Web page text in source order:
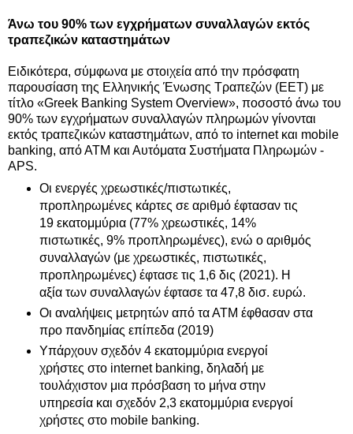
Άνω του 90% των εγχρήματων συναλλαγών εκτός
τραπεζικών καταστημάτων
Ειδικότερα, σύμφωνα με στοιχεία από την πρόσφατη
παρουσίαση της Ελληνικής Ένωσης Τραπεζών (ΕΕΤ) με
τίτλο «Greek Banking System Overview», ποσοστό άνω του
90% των εγχρήματων συναλλαγών πληρωμών γίνονται
εκτός τραπεζικών καταστημάτων, από το internet και mobile
banking, από ΑΤΜ και Αυτόματα Συστήματα Πληρωμών -
APS.
Οι ενεργές χρεωστικές/πιστωτικές,
προπληρωμένες κάρτες σε αριθμό έφτασαν τις
19 εκατομμύρια (77% χρεωστικές, 14%
πιστωτικές, 9% προπληρωμένες), ενώ ο αριθμός
συναλλαγών (με χρεωστικές, πιστωτικές,
προπληρωμένες) έφτασε τις 1,6 δις (2021). Η
αξία των συναλλαγών έφτασε τα 47,8 δισ. ευρώ.
Οι αναλήψεις μετρητών από τα ΑΤΜ έφθασαν στα
προ πανδημίας επίπεδα (2019)
Υπάρχουν σχεδόν 4 εκατομμύρια ενεργοί
χρήστες στο internet banking, δηλαδή με
τουλάχιστον μια πρόσβαση το μήνα στην
υπηρεσία και σχεδόν 2,3 εκατομμύρια ενεργοί
χρήστες στο mobile banking.